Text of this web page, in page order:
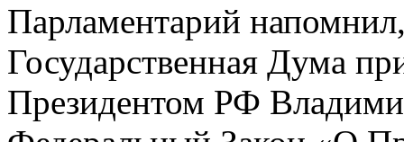
Парламентарий
Государственная Дума
Президентом РФ